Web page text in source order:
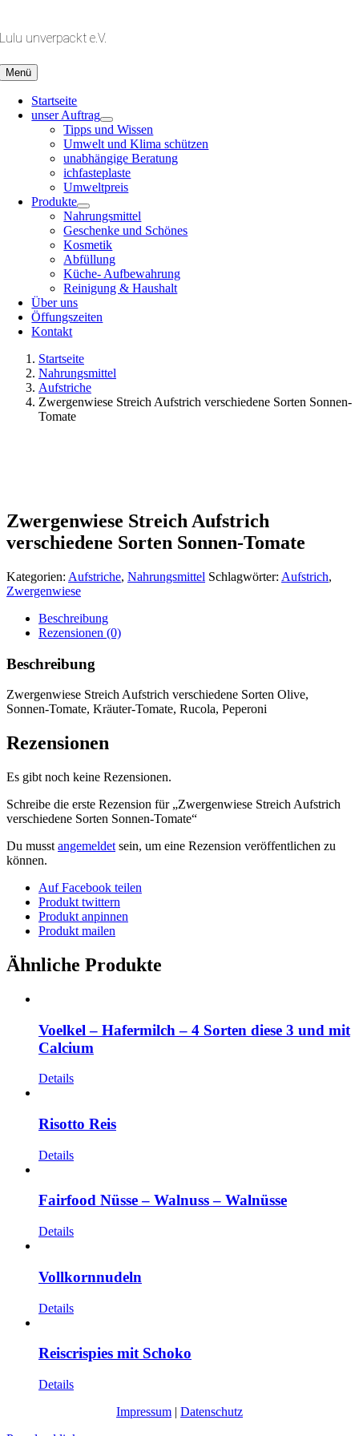
springen
Lulu unverpackt e.V.
Menü
Startseite
unser Auftrag
Tipps und Wissen
Umwelt und Klima schützen
unabhängige Beratung
ichfasteplaste
Umweltpreis
Produkte
Nahrungsmittel
Geschenke und Schönes
Kosmetik
Abfüllung
Küche- Aufbewahrung
Reinigung & Haushalt
Über uns
Öffungszeiten
Kontakt
Startseite
Nahrungsmittel
Aufstriche
Zwergenwiese Streich Aufstrich verschiedene Sorten Sonnen-
Tomate
Zwergenwiese Streich Aufstrich
verschiedene Sorten Sonnen-Tomate
Kategorien: Aufstriche, Nahrungsmittel Schlagwörter: Aufstrich,
Zwergenwiese
Beschreibung
Rezensionen (0)
Beschreibung
Zwergenwiese Streich Aufstrich verschiedene Sorten Olive,
Sonnen-Tomate, Kräuter-Tomate, Rucola, Peperoni
Rezensionen
Es gibt noch keine Rezensionen.
Schreibe die erste Rezension für „Zwergenwiese Streich Aufstrich
verschiedene Sorten Sonnen-Tomate“
Du musst angemeldet sein, um eine Rezension veröffentlichen zu
können.
Auf Facebook teilen
Produkt twittern
Produkt anpinnen
Produkt mailen
Ähnliche Produkte
Voelkel – Hafermilch – 4 Sorten diese 3 und mit
Calcium
Details
Risotto Reis
Details
Fairfood Nüsse – Walnuss – Walnüsse
Details
Vollkornnudeln
Details
Reiscrispies mit Schoko
Details
Impressum | Datenschutz